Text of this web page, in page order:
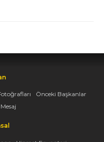
Önceki Başkanlar